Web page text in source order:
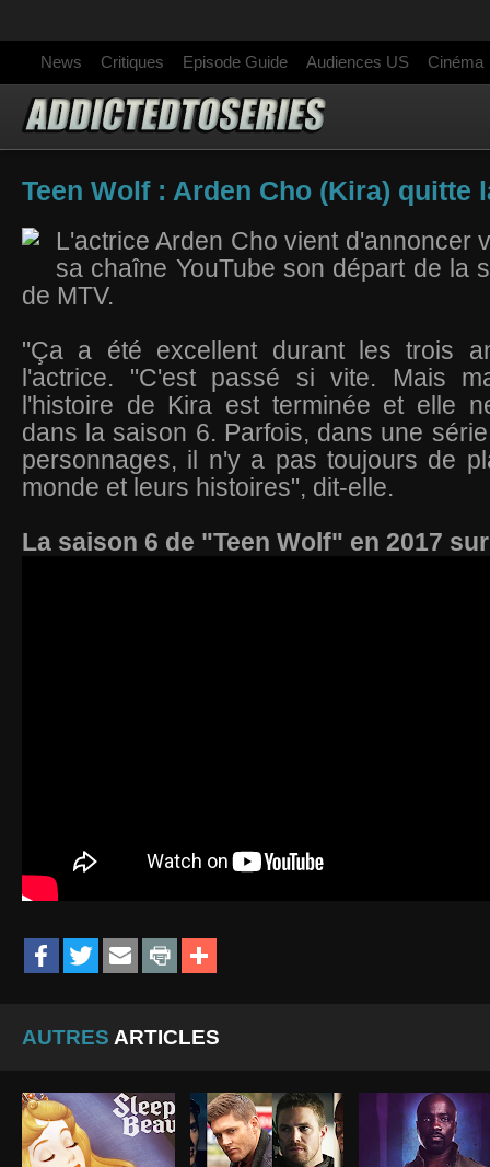
News Critiques Episode Guide Audiences US Cinéma
Teen Wolf : Arden Cho (Kira) quitte
L'actrice Arden Cho vient d'annoncer
sa chaîne YouTube son départ de la
de MTV.
"Ça a été excellent durant les trois
l'actrice. "C'est passé si vite. Mais
l'histoire de Kira est terminée et elle
dans la saison 6. Parfois, dans une
personnages, il n'y a pas toujours de
monde et leurs histoires", dit-elle.
La saison 6 de "Teen Wolf" en 2017 sur
AUTRES ARTICLES